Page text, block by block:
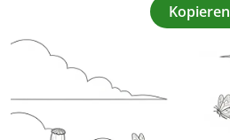
Kopieren